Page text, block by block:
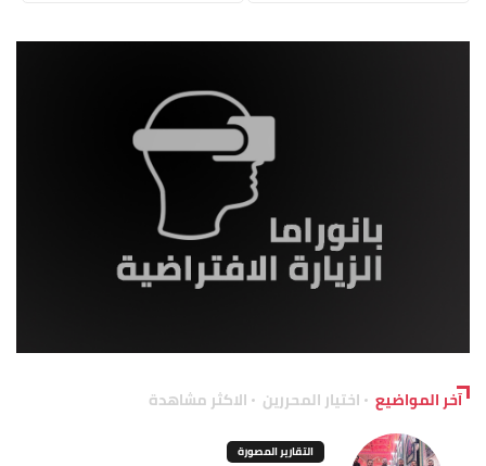
آخر المواضيع اختيار المحررين الاكثر مشاهدة
التقارير المصورة